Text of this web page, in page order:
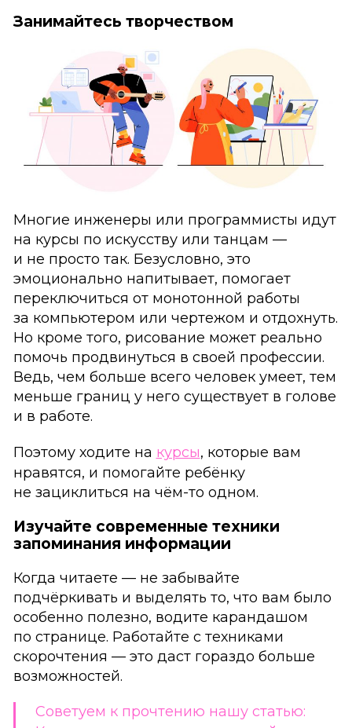
Занимайтесь творчеством
Многие инженеры или программисты идут
на курсы по искусству или танцам —
и не просто так. Безусловно, это
эмоционально напитывает, помогает
переключиться от монотонной работы
за компьютером или чертежом и отдохнуть.
Но кроме того, рисование может реально
помочь продвинуться в своей профессии.
Ведь, чем больше всего человек умеет, тем
меньше границ у него существует в голове
и в работе.
Поэтому ходите на курсы, которые вам
нравятся, и помогайте ребёнку
не зациклиться на чём-то одном.
Изучайте современные техники
запоминания информации
Когда читаете — не забывайте
подчёркивать и выделять то, что вам было
особенно полезно, водите карандашом
по странице. Работайте с техниками
скорочтения — это даст гораздо больше
возможностей.
Советуем к прочтению нашу статью: